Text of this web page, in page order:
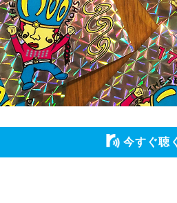
今すぐ聴